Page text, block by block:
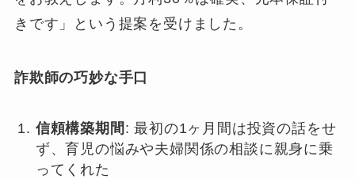
きです」という提案を受けました。
詐欺師の巧妙な手口
信頼構築期間 : 最初の1ヶ月間は投資の話をせ
ず、育児の悩みや夫婦関係の相談に親身に乗
ってくれた